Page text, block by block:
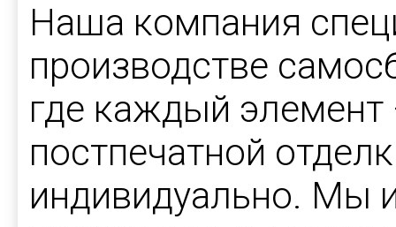
Наша компания
производстве
где каждый
постпечатной
индивидуально. Мы